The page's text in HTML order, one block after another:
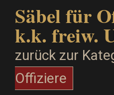
Säbel für
k.k. freiw.
zurück zur
Offiziere